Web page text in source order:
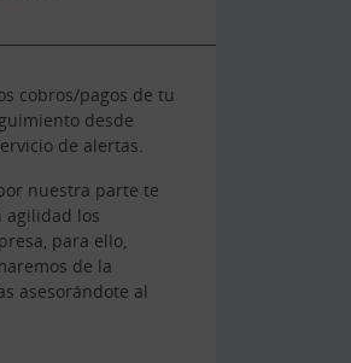
cobros/pagos de tu
desde
de alertas.
nuestra parte te
agilidad los
para ello,
de la
asesorándote al